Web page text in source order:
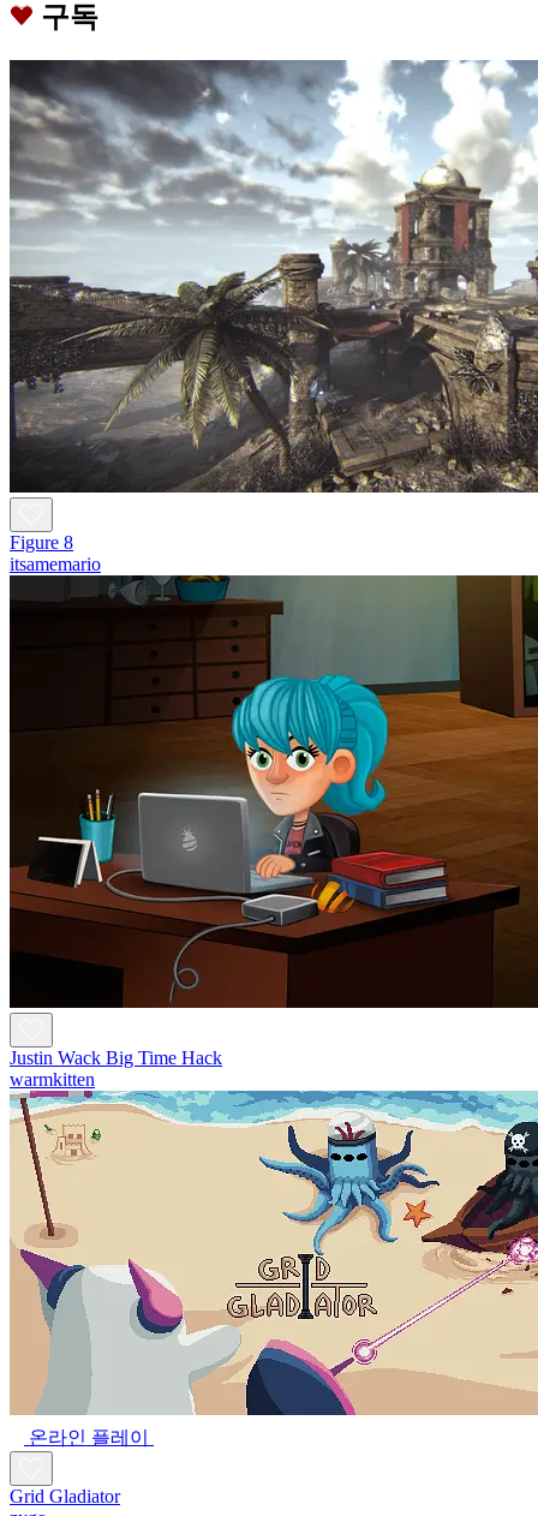
구독
Figure 8
itsamemario
Justin Wack Big Time Hack
warmkitten
온라인 플레이
Grid Gladiator